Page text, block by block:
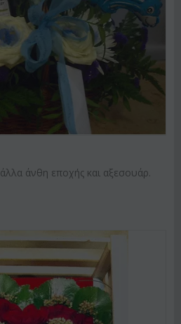
άνθη εποχής και αξεσουάρ.